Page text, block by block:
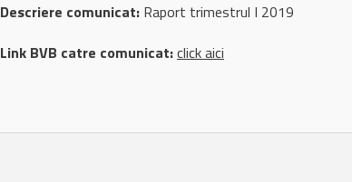
Descriere comunicat: Raport trimestrul I 2019
Link BVB catre comunicat:click aici